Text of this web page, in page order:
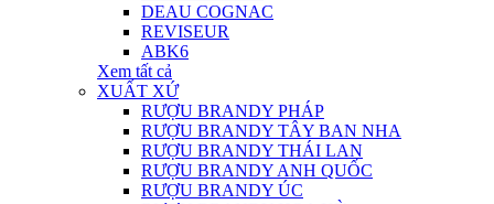
DEAU COGNAC
REVISEUR
ABK6
Xem tất cả
XUẤT XỨ
RƯỢU BRANDY PHÁP
RƯỢU BRANDY TÂY BAN NHA
RƯỢU BRANDY THÁI LAN
RƯỢU BRANDY ANH QUỐC
RƯỢU BRANDY ÚC